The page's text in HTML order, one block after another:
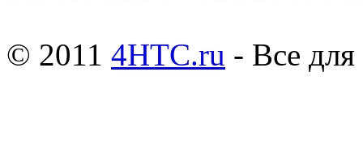
© 2011 4HTC.ru - Все